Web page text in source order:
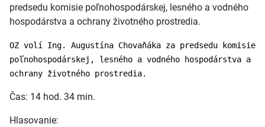
predsedu komisie poľnohospodárskej, lesného a vodného
hospodárstva a ochrany životného prostredia.
OZ volí Ing. Augustína Chovaňáka za predsedu komisie
poľnohospodárskej, lesného a vodného hospodárstva a
ochrany životného prostredia.
Čas: 14 hod. 34 min.
Hlasovanie: